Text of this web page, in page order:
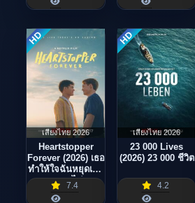
HD
เสียงไทย 2026
Heartstopper
Forever (2026) เธอ
ทำให้ใจฉันหยุดเต้น
ตลอดไป
7.4
HD
เสียงไทย 2026
23 000 Lives
(2026) 23 000 ชีวิต
4.2